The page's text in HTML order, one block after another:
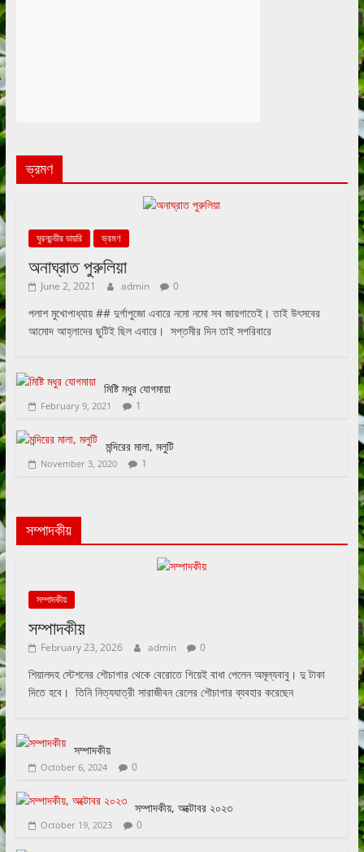
ভ্রমণ
ঘুরনচন্ডীর ডায়রি ভ্রমণ
অনাঘ্রাত পুরুলিয়া
June 2, 2021 admin 0
পলাশ মুখোপাধ্যায় ## দুর্গাপুজো এবারে নমো নমো সব জায়গাতেই। তাই উৎসবের
আমোদ আহ্লাদের ছুটিই ছিল এবারে। সপ্তমীর দিন তাই সপরিবারে
মিষ্টি মধুর যোগমায়া
February 9, 2021 1
মন্দিরের মালা, মলুটি
November 3, 2020 1
সম্পাদকীয়
সম্পাদকীয়
সম্পাদকীয়
February 23, 2026 admin 0
শিয়ালদহ স্টেশনের শৌচাগার থেকে বেরোতে গিয়েই বাধা পেলেন অমূল্যবাবু। দু টাকা
দিতে হবে। তিনি নিত্যযাত্রী সারাজীবন রেলের শৌচাগার ব্যবহার করেছেন
সম্পাদকীয়
October 6, 2024 0
সম্পাদকীয়, অক্টোবর ২০২৩
October 19, 2023 0